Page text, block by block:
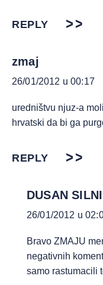
REPLY
zmaj
26/01/2012 u 00:17
uredništvu njuz-a
hrvatski da bi ga
REPLY
DUSAN
26/01/2012 u
Bravo ZMAJU
negativnih
samo rastumacili